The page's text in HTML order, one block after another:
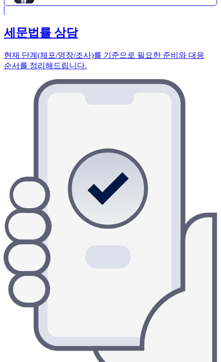
세문법률 상담
현재 단계(체포/영장/조사)를 기준으로 필요한 준비와 대응
순서를 정리해드립니다.